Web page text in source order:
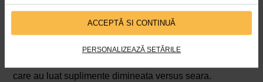
ACCEPTĂ SI CONTINUĂ
PERSONALIZEAZĂ SETĂRILE
Ce spun studiile despre momentul ideal?
Un studiu publicat inJournal of Clinical Endocrinology &
a comparat nivelurile de 25 hidroxivitamina
care au luat suplimente dimineata versus seara.